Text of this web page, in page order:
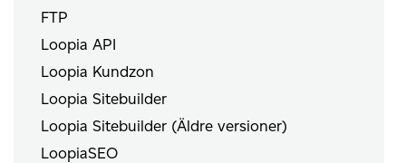
FTP
Loopia API
Loopia Kundzon
Loopia Sitebuilder
Loopia Sitebuilder (Äldre versioner)
LoopiaSEO